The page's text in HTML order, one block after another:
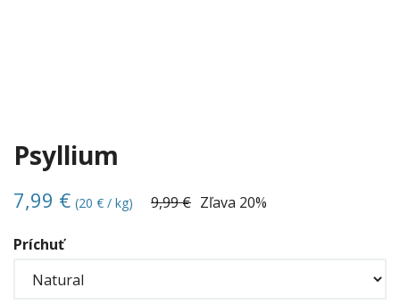
Psyllium
7,99 € (20 € / kg) 9,99 € Zľava 20%
Príchuť